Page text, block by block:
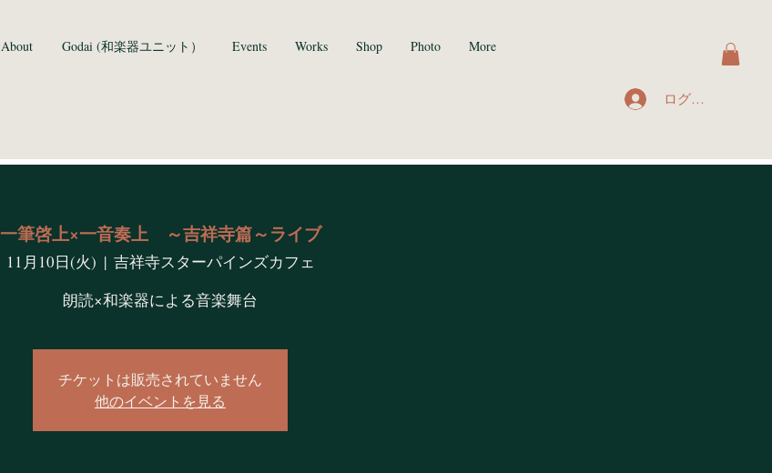
About Godai (和楽器ユニット） Events Works Shop Photo More
ログイン
一筆啓上×一音奏上 ～吉祥寺篇～ライブ
11月10日(火)
  |
吉祥寺スターパインズカフェ
朗読×和楽器による音楽舞台
チケットは販売されていません
他のイベントを見る